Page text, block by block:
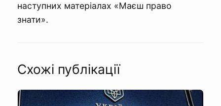
наступних матеріалах «Маєш право
знати».
Схожі публікації